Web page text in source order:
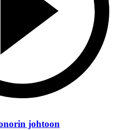
johtoon